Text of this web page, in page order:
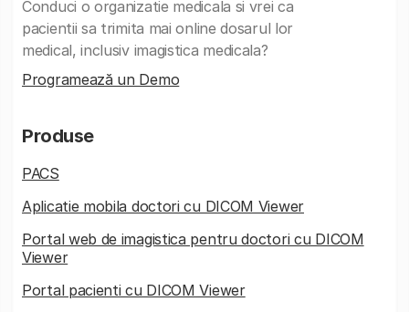
Conduci o organizatie medicala si vrei ca
pacientii sa trimita mai online dosarul lor
medical, inclusiv imagistica medicala?
Programează un Demo
Produse
PACS
Aplicatie mobila doctori cu DICOM Viewer
Portal web de imagistica pentru doctori cu DICOM
Viewer
Portal pacienti cu DICOM Viewer